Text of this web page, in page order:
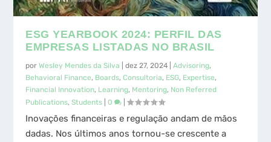
ESG YEARBOOK 2024: PERFIL DAS
EMPRESAS LISTADAS NO BRASIL
porWesley Mendes da Silva |dez 27, 2024 |Advisoring,
Behavioral Finance, Boards,Consultoria, ESG, Expertise,
Financial Innovation, Learning, Mentoring, Non Referred
Publications,Students |0 |
Inovações financeiras e regulação andam de mãos
dadas. Nos últimos anos tornou-se crescente a